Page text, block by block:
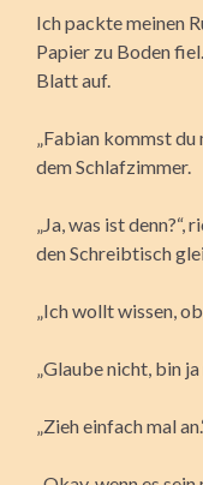
Ich packte meinen
Papier zu Boden
Blatt auf.
„Fabian kommst
dem Schlafzimmer.
„Ja, was ist
den Schreibtisch
„Ich wollt wissen,
„Glaube nicht, bin
„Zieh einfach mal